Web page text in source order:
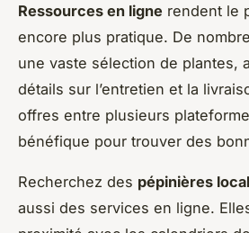
Ressources en ligne rendent le
encore plus pratique. De
une vaste sélection de plantes,
détails sur l’entretien et la
offres entre plusieurs
bénéfique pour trouver des
Recherchez des pépinières
aussi des services en ligne.